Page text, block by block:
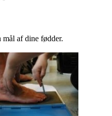
mål af dine fødder.